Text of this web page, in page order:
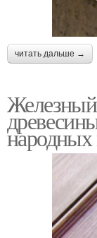
читать дальше →
народных